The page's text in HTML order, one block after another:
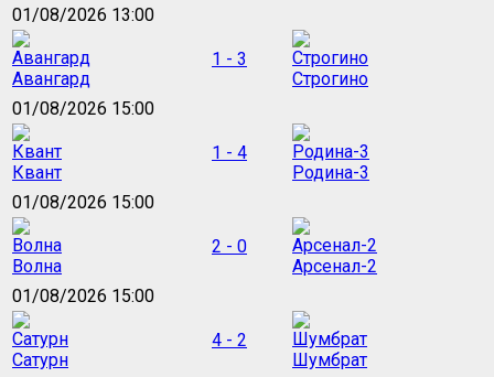
01/08/2026 13:00
Авангард
1 - 3
Строгино
01/08/2026 15:00
Квант
1 - 4
Родина-3
01/08/2026 15:00
Волна
2 - 0
Арсенал-2
01/08/2026 15:00
Сатурн
4 - 2
Шумбрат